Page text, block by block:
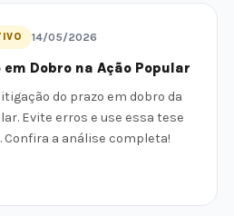
14/05/2026
Dobro na Ação Popular
do prazo em dobro da
Evite erros e use essa tese
Confira a análise completa!